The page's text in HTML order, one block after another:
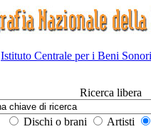
Istituto Centrale per i Beni
Ricerca libera
Dischi o brani Artisti